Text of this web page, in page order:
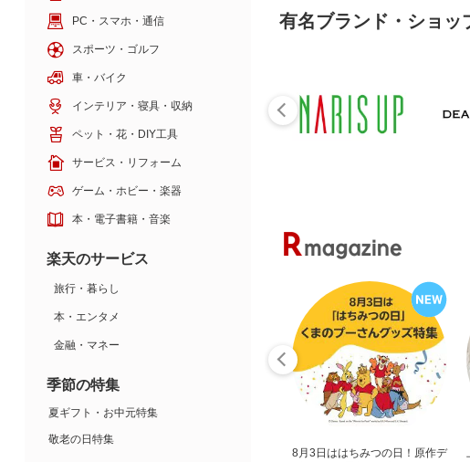
有名ブランド・ショッ
8月3日ははちみつの日！原作デ
PC・スマホ・通信
スポーツ・ゴルフ
車・バイク
インテリア・寝具・収納
ペット・花・DIY工具
サービス・リフォーム
ゲーム・ホビー・楽器
本・電子書籍・音楽
楽天のサービス
旅行・暮らし
本・エンタメ
金融・マネー
季節の特集
夏ギフト・お中元特集
敬老の日特集